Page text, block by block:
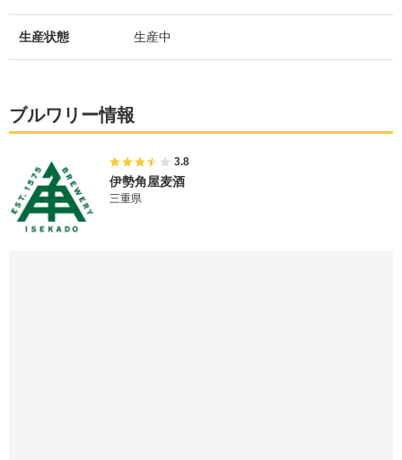
生産状態 生産中
ブルワリー情報
3.8
伊勢角屋麦酒
三重県